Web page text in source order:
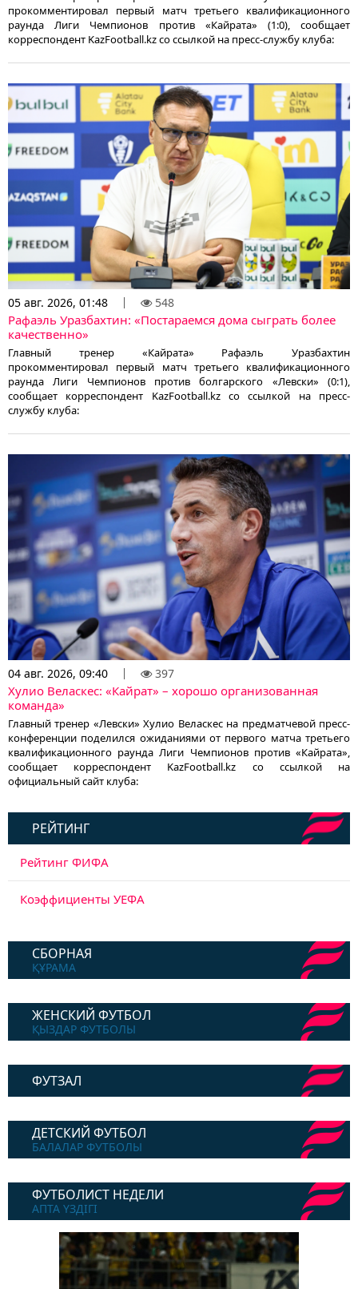
прокомментировал первый матч третьего квалификационного
раунда Лиги Чемпионов против «Кайрата» (1:0), сообщает
корреспондент KazFootball.kz со ссылкой на пресс-службу клуба:
05 авг. 2026, 01:48 548
Рафаэль Уразбахтин: «Постараемся дома сыграть более
качественно»
Главный тренер «Кайрата» Рафаэль Уразбахтин
прокомментировал первый матч третьего квалификационного
раунда Лиги Чемпионов против болгарского «Левски» (0:1),
сообщает корреспондент KazFootball.kz со ссылкой на пресс-
службу клуба:
04 авг. 2026, 09:40 397
Хулио Веласкес: «Кайрат» – хорошо организованная
команда»
Главный тренер «Левски» Хулио Веласкес на предматчевой пресс-
конференции поделился ожиданиями от первого матча третьего
квалификационного раунда Лиги Чемпионов против «Кайрата»,
сообщает корреспондент KazFootball.kz со ссылкой на
официальный сайт клуба:
РЕЙТИНГ
Рейтинг ФИФА
Коэффициенты УЕФА
СБОРНАЯ
ҚҰРАМА
ЖЕНСКИЙ ФУТБОЛ
ҚЫЗДАР ФУТБОЛЫ
ФУТЗАЛ
ДЕТСКИЙ ФУТБОЛ
БАЛАЛАР ФУТБОЛЫ
ФУТБОЛИСТ НЕДЕЛИ
АПТА ҮЗДІГІ